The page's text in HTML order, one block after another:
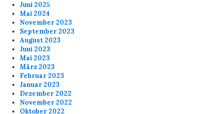
Juni 2025
Mai 2024
November 2023
September 2023
August 2023
Juni 2023
Mai 2023
März 2023
Februar 2023
Januar 2023
Dezember 2022
November 2022
Oktober 2022